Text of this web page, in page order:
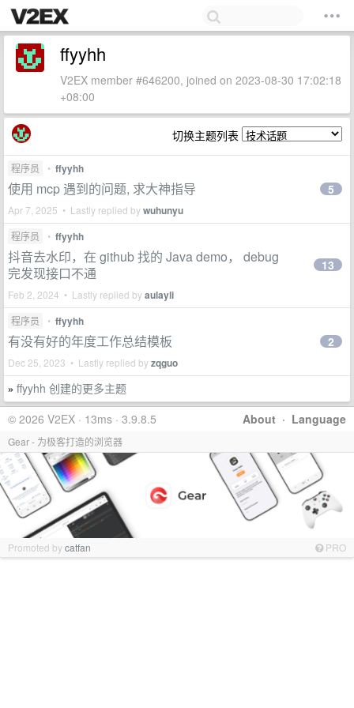
ffyyhh
V2EX member #646200, joined on 2023-08-30 17:02:18
+08:00
切换主题列表
程序员 • ffyyhh
使用 mcp 遇到的问题, 求大神指导
Apr 7, 2025 • Lastly replied bywuhunyu
5
程序员 • ffyyhh
抖音去水印，在 github 找的 Java demo， debug
完发现接口不通
Feb 2, 2024 • Lastly replied byaulayli
13
程序员 • ffyyhh
有没有好的年度工作总结模板
Dec 25, 2023 • Lastly replied byzqguo
2
» ffyyhh 创建的更多主题
About · Language
© 2026 V2EX · 13ms · 3.9.8.5
Gear - 为极客打造的浏览器
Promoted bycatfan PRO